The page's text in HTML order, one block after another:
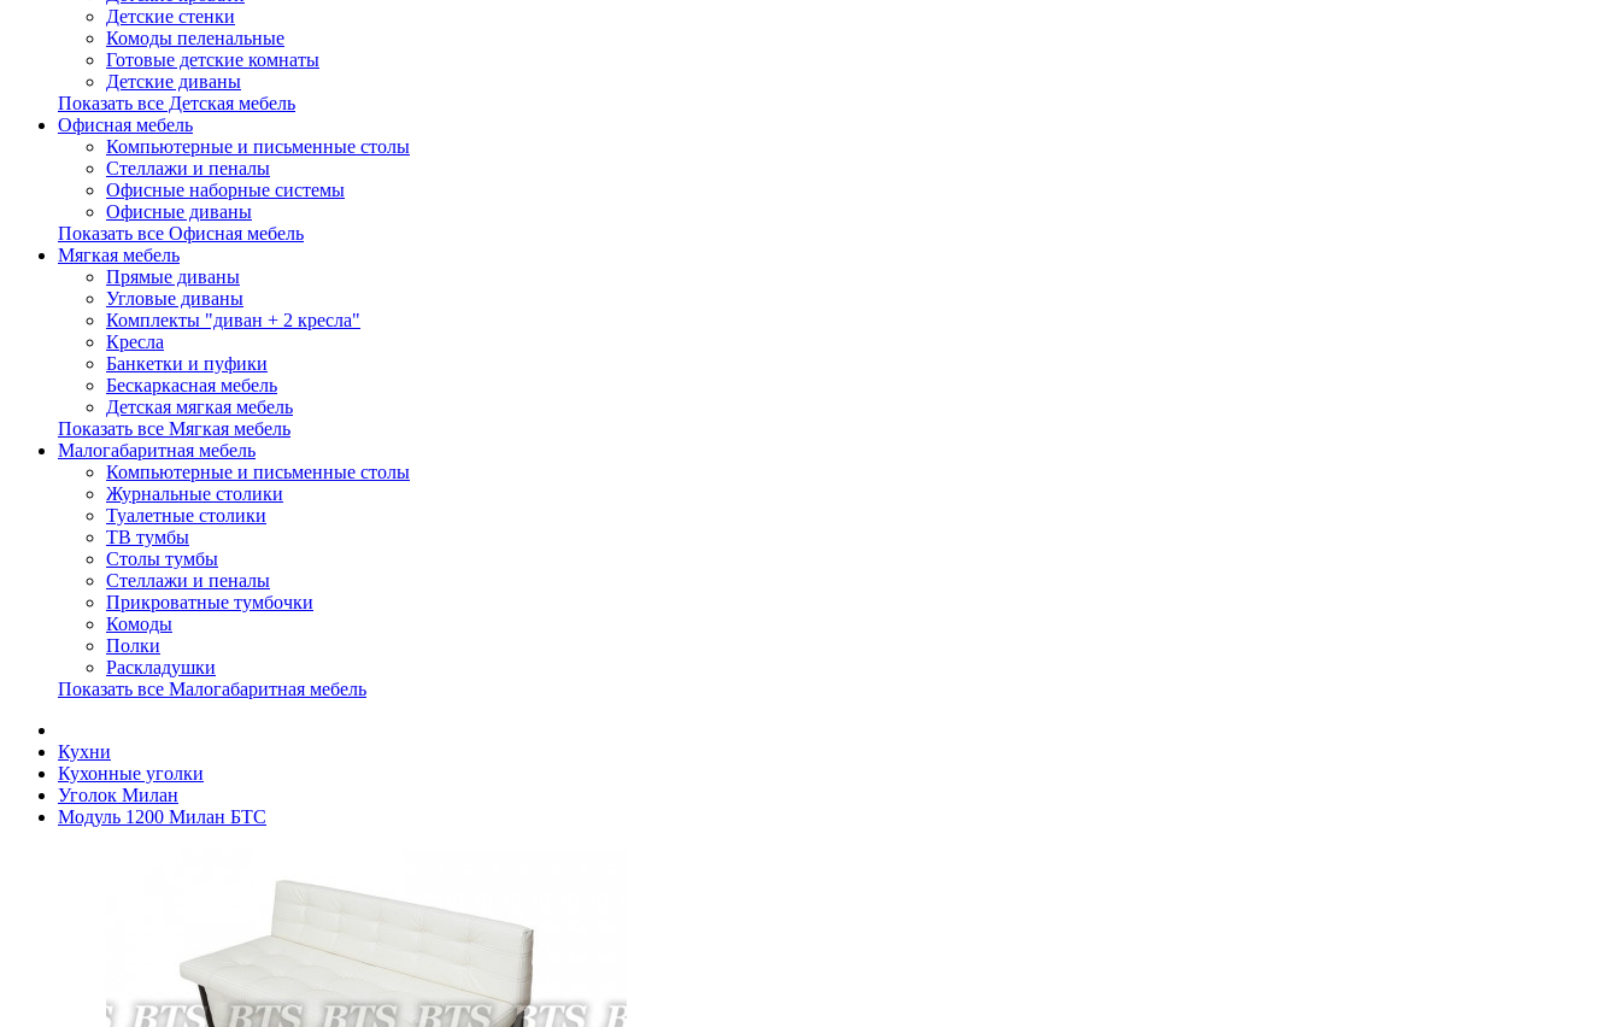
Детские стенки
Комоды пеленальные
Готовые детские комнаты
Детские диваны
Показать все Детская мебель
Офисная мебель
Компьютерные и письменные столы
Стеллажи и пеналы
Офисные наборные системы
Офисные диваны
Показать все Офисная мебель
Мягкая мебель
Прямые диваны
Угловые диваны
Комплекты "диван + 2 кресла"
Кресла
Банкетки и пуфики
Бескаркасная мебель
Детская мягкая мебель
Показать все Мягкая мебель
Малогабаритная мебель
Компьютерные и письменные столы
Журнальные столики
Туалетные столики
ТВ тумбы
Столы тумбы
Стеллажи и пеналы
Прикроватные тумбочки
Комоды
Полки
Раскладушки
Показать все Малогабаритная мебель
Кухни
Кухонные уголки
Уголок Милан
Модуль 1200 Милан БТС